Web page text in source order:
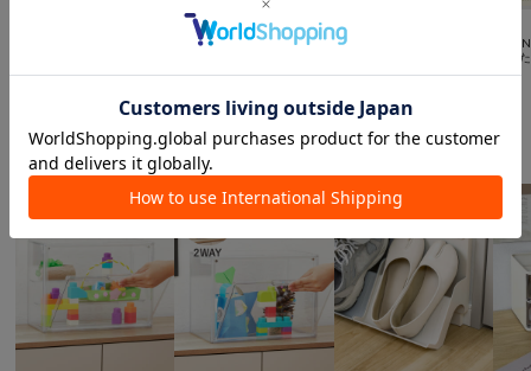
¥550 (50%OFF)
動画 
3COINS
りたたみマルチ収納
3COINS
カバー8個セット丸型
水が
ッパ
スペース有効活用に便利なアイテム